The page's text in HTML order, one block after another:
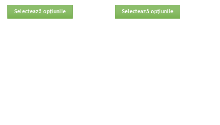
Selectează opțiunile Selectează opțiunile